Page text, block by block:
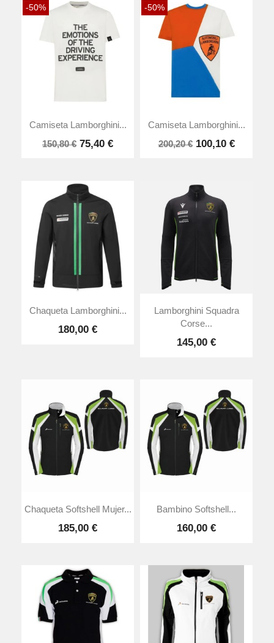
-50%
Camiseta Lamborghini...
150,80 € 75,40 €
-50%
Camiseta Lamborghini...
200,20 € 100,10 €
Chaqueta Lamborghini...
180,00 €
Lamborghini Squadra
Corse...
145,00 €
Chaqueta Softshell Mujer...
185,00 €
Bambino Softshell...
160,00 €